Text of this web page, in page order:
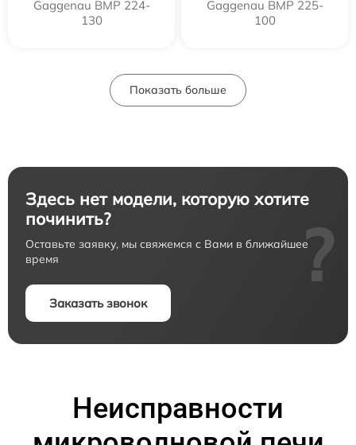
Gaggenau BMP 224-
130
Gaggenau BMP 225-
100
Показать больше
Здесь нет модели, которую хотите
починить?
Оставьте заявку, мы свяжемся с Вами в ближайшее
время
Заказать звонок
?
Неисправности